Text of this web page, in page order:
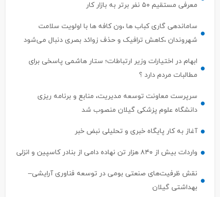
معرفی مستقیم ۵۰ نفر برتر به بازار کار
ساماندهی گاری کباب ها ،ون کافه ها با اولویت سلامت
شهروندان ،کاهش ترافیک و حذف زوائد بصری دنبال می‌شود
ابهام در اختیارات وزیر ارتباطات؛ ستار هاشمی پاسخی برای
مطالبات مردم دارد ؟
سرپرست معاونت توسعه مدیریت، منابع و برنامه ریزی
دانشگاه علوم پزشکی گیلان منصوب شد
آغاز به کار پایگاه خبری و تحلیلی نبض خبر
واردات بیش از ۸۴۰ هزار تن نهاده دامی از بنادر كاسپین و انزلی
نقش ظرفیت‌های صنعتی بومی در توسعه فناوری آرایشی–
بهداشتی گیلان